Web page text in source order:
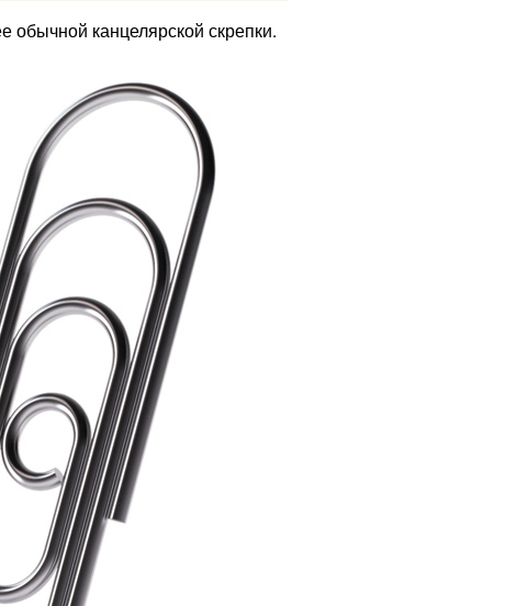
обычной канцелярской скрепки.